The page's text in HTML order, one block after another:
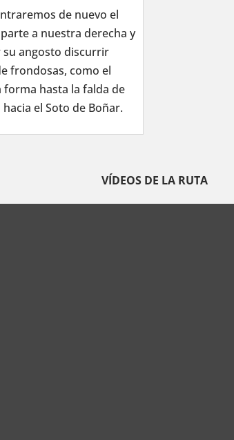
de nuevo el
a nuestra derecha y
su angosto discurrir
frondosas, como el
forma hasta la falda de
el Soto de Boñar.
VÍDEOS DE LA RUTA